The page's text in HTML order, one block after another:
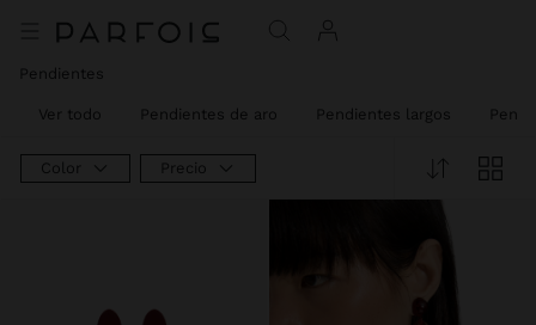
Pendientes
Ver todo Pendientes de aro Pendientes largos
Color Precio